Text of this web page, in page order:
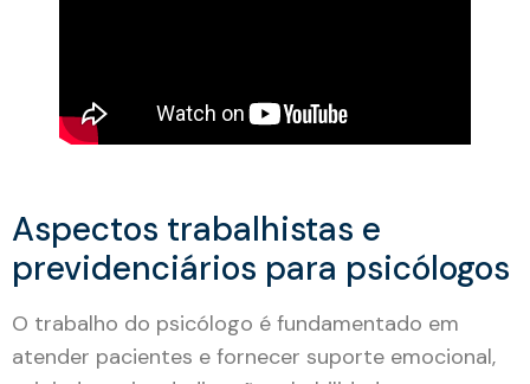
Aspectos trabalhistas e
previdenciários para psicólogos
O trabalho do psicólogo é fundamentado em
atender pacientes e fornecer suporte emocional,